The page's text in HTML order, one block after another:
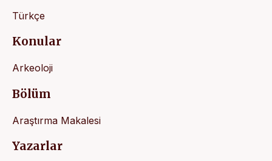
Türkçe
Konular
Arkeoloji
Bölüm
Araştırma Makalesi
Yazarlar